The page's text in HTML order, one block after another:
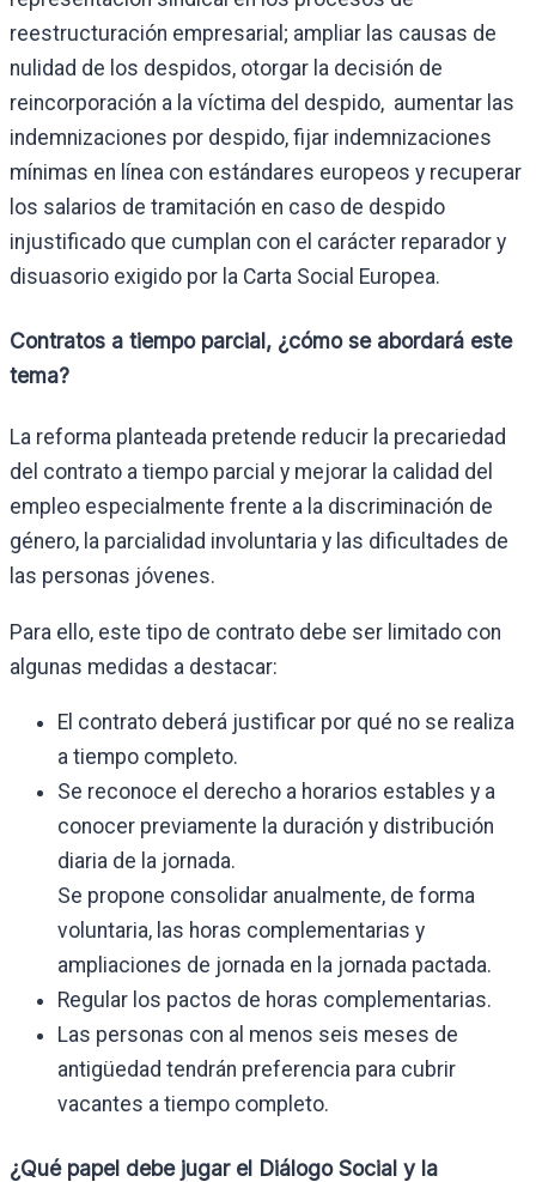
reestructuración empresarial; ampliar las causas de
nulidad de los despidos, otorgar la decisión de
reincorporación a la víctima del despido, aumentar las
indemnizaciones por despido, fijar indemnizaciones
mínimas en línea con estándares europeos y recuperar
los salarios de tramitación en caso de despido
injustificado que cumplan con el carácter reparador y
disuasorio exigido por la Carta Social Europea.
Contratos a tiempo parcial, ¿cómo se abordará este
tema?
La reforma planteada pretende reducir la precariedad
del contrato a tiempo parcial y mejorar la calidad del
empleo especialmente frente a la discriminación de
género, la parcialidad involuntaria y las dificultades de
las personas jóvenes.
Para ello, este tipo de contrato debe ser limitado con
algunas medidas a destacar:
El contrato deberá justificar por qué no se realiza
a tiempo completo.
Se reconoce el derecho a horarios estables y a
conocer previamente la duración y distribución
diaria de la jornada.
Se propone consolidar anualmente, de forma
voluntaria, las horas complementarias y
ampliaciones de jornada en la jornada pactada.
Regular los pactos de horas complementarias.
Las personas con al menos seis meses de
antigüedad tendrán preferencia para cubrir
vacantes a tiempo completo.
¿Qué papel debe jugar el Diálogo Social y la